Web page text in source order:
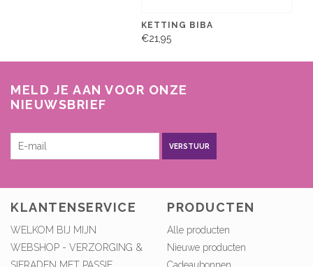
KETTING BIBA
€21,95
MELD JE AAN VOOR ONZE
NIEUWSBRIEF
VERSTUUR
KLANTENSERVICE
WELKOM BIJ MIJN
WEBSHOP - VERZORGING &
SIERADEN MET PASSIE
PRODUCTEN
Alle producten
Nieuwe producten
Cadeaubonnen